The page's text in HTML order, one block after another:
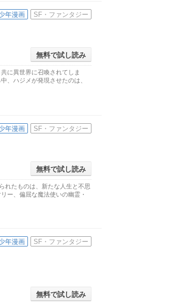
年漫画 SF・ファンタジー
無料で試し読み
に異世界に召喚されてしま
、ハジメが発現させたのは、
年漫画 SF・ファンタジー
無料で試し読み
れたものは、新たな人生と不思
ー、偏屈な魔法使いの幽霊・
年漫画 SF・ファンタジー
無料で試し読み